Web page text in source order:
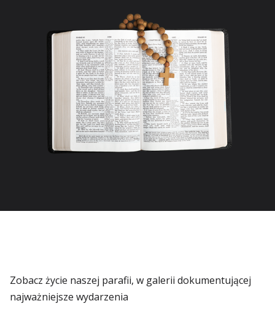
Zobacz życie naszej parafii, w galerii dokumentującej
najważniejsze wydarzenia